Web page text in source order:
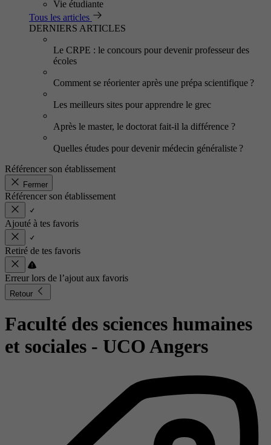
Vie étudiante
Tous les articles
DERNIERS ARTICLES
Le CRPE : le concours pour devenir professeur des
écoles
Comment se réorienter après une prépa scientifique ?
Les meilleurs sites pour apprendre le grec
Après le master, le doctorat fait-il la différence ?
Quelles études pour devenir médecin généraliste ?
Référencer son établissement
Fermer
Référencer son établissement
Ajouté à tes favoris
Retiré de tes favoris
Erreur lors de l’ajout aux favoris
Retour
Faculté des sciences humaines
et sociales - UCO Angers